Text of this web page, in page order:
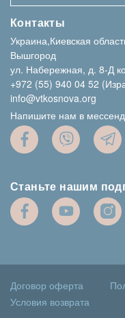
Контакты
Украина,Киевская
Вышгород
ул. Набережная, д. 8-Д
+972 (55) 940 04 52
info@vtkosnova.org
Напишите нам в
Станьте нашим
Договор оферта
Условия возврата